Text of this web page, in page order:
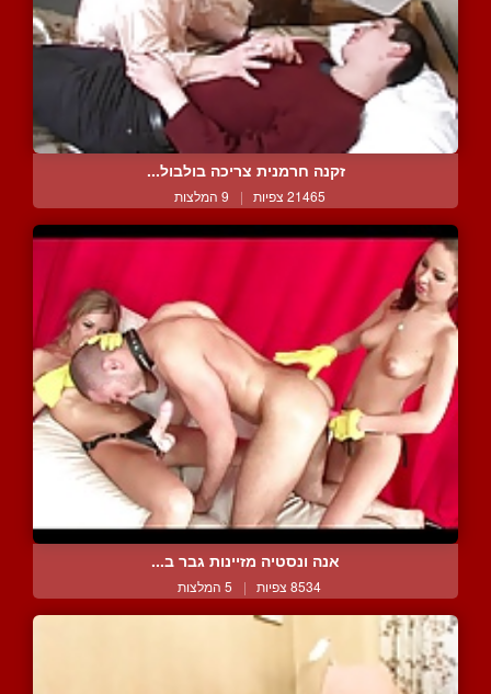
זקנה חרמנית צריכה בולבול...
21465 צפיות | 9 המלצות
אנה ונסטיה מזיינות גבר ב...
8534 צפיות | 5 המלצות